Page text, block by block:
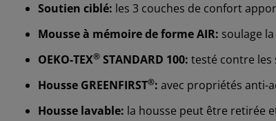
Soutien ciblé: les 3 couches de confort
Mousse à mémoire de forme AIR: soulage
OEKO-TEX® STANDARD 100: testé contre les
Housse GREENFIRST®: avec propriétés anti-
Housse lavable: la housse peut être retirée